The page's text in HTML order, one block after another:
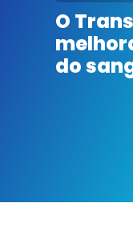
O
do